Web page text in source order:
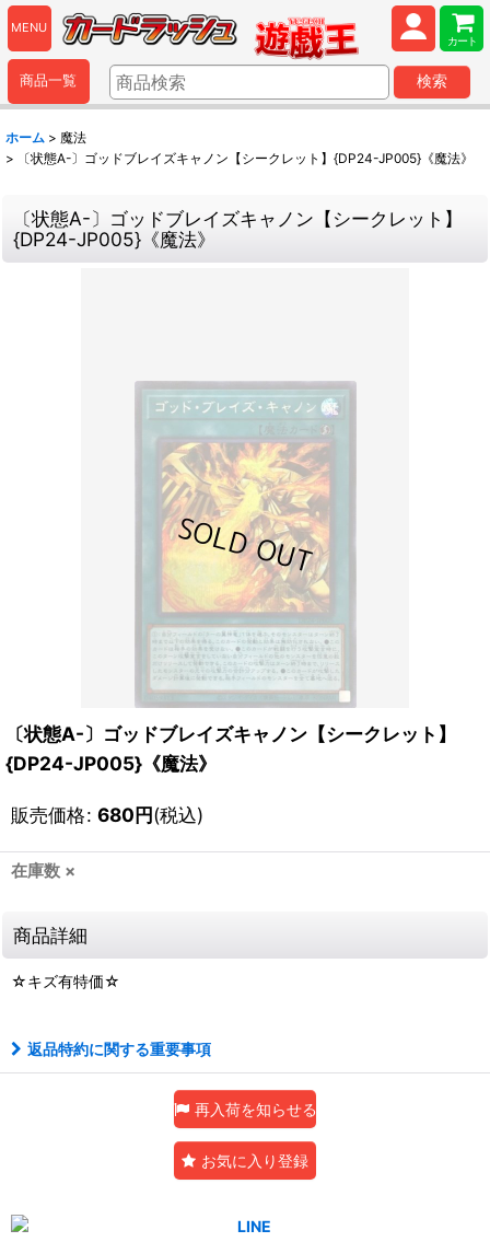
MENU
カート
商品一覧 検索
ホーム > 魔法
>
〔状態A-〕ゴッドブレイズキャノン【シークレット】{DP24-JP005}《魔法》
〔状態A-〕ゴッドブレイズキャノン【シークレット】
{DP24-JP005}《魔法》
〔状態A-〕ゴッドブレイズキャノン【シークレット】
{DP24-JP005}《魔法》
販売価格: 680円(税込)
在庫数 ×
商品詳細
☆キズ有特価☆
返品特約に関する重要事項
再入荷を知らせる
お気に入り登録